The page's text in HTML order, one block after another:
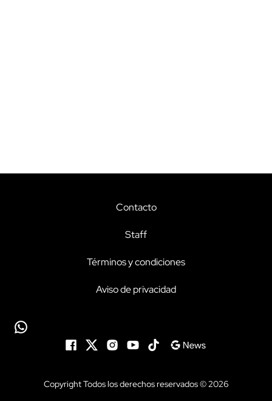
Contacto
Staff
Términos y condiciones
Aviso de privacidad
Copyright Todos los derechos reservados © 2026